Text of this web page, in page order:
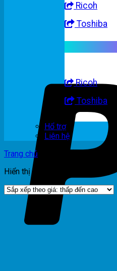
Ricoh
Toshiba
Ricoh
Toshiba
Hổ trợ
Liên hệ
Trang chủ
Sản phẩm được
Hiển thị kết quả duy nhất